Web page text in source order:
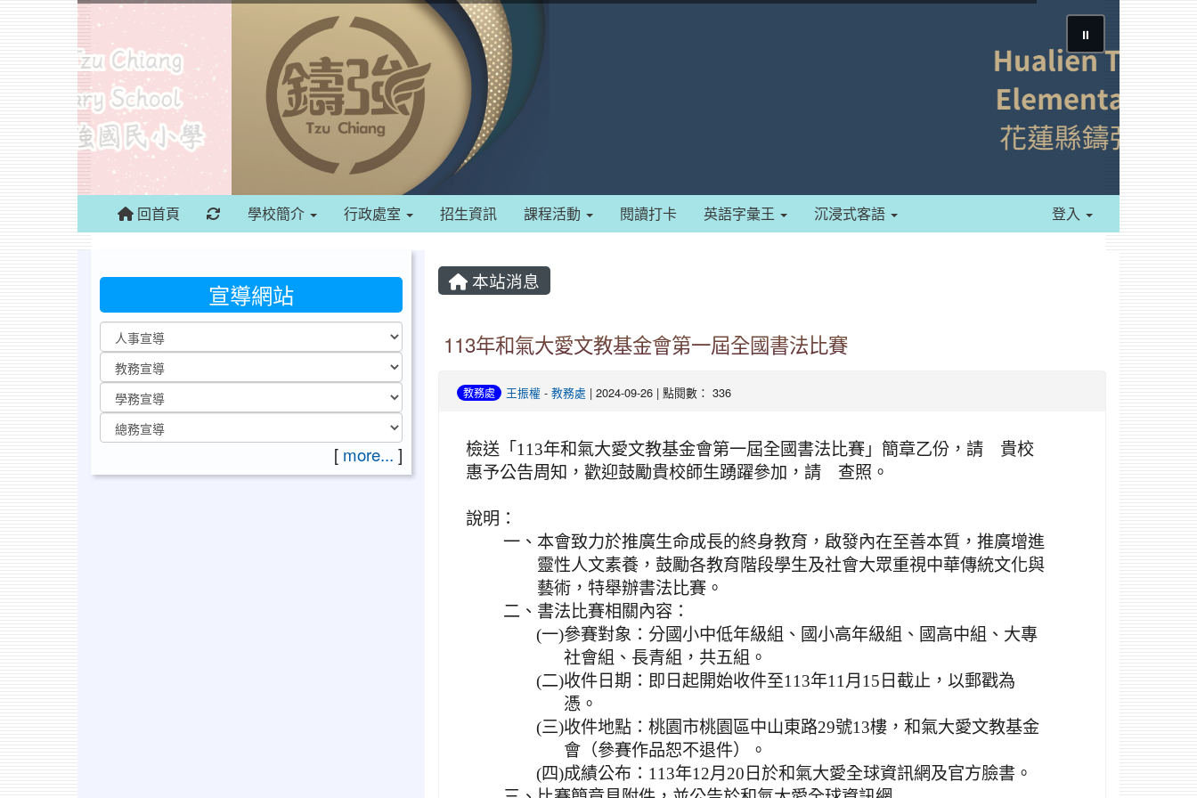
⏸
回首頁 重新取得佈景設定
學校簡介 行政處室 招生資訊 課程活動 閱讀打卡 英語字彙王 沉浸式客語 登入
本站消息
113年和氣大愛文教基金會第一屆全國書法比賽
教務處 王振權 - 教務處 | 2024-09-26 | 點閱數： 336
檢送「113年和氣大愛文教基金會第一屆全國書法比賽」簡章乙份，請 貴校
惠予公告周知，歡迎鼓勵貴校師生踴躍參加，請 查照。
說明：
一、 本會致力於推廣生命成長的終身教育，啟發內在至善本質，推廣增進
靈性人文素養，鼓勵各教育階段學生及社會大眾重視中華傳統文化與
藝術，特舉辦書法比賽。
二、 書法比賽相關內容：
(一)參賽對象：分國小中低年級組、國小高年級組、國高中組、大專
社會組、長青組，共五組。
(二)收件日期：即日起開始收件至113年11月15日截止，以郵戳為
憑。
(三)收件地點：桃園市桃園區中山東路29號13樓，和氣大愛文教基金
會（參賽作品恕不退件）。
(四)成績公布：113年12月20日於和氣大愛全球資訊網及官方臉書。
宣導網站
[ more... ]